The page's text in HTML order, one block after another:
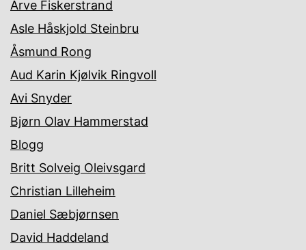
Arve Fiskerstrand
Asle Håskjold Steinbru
Åsmund Rong
Aud Karin Kjølvik Ringvoll
Avi Snyder
Bjørn Olav Hammerstad
Blogg
Britt Solveig Oleivsgard
Christian Lilleheim
Daniel Sæbjørnsen
David Haddeland